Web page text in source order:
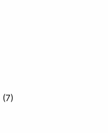
(7)